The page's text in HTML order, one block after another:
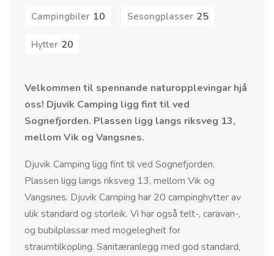
Campingbiler 10 Sesongplasser 25
Hytter 20
Velkommen til spennande naturopplevingar hjå
oss! Djuvik Camping ligg fint til ved
Sognefjorden. Plassen ligg langs riksveg 13,
mellom Vik og Vangsnes.
Djuvik Camping ligg fint til ved Sognefjorden.
Plassen ligg langs riksveg 13, mellom Vik og
Vangsnes. Djuvik Camping har 20 campinghytter av
ulik standard og storleik. Vi har også telt-, caravan-,
og bubilplassar med mogelegheit for
straumtilkopling. Sanitæranlegg med god standard,